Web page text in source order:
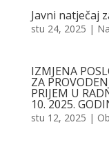
Javni natječaj
stu 24, 2025 |
IZMJENA
ZA
PRIJEM U
10. 2025.
stu 12, 2025 |